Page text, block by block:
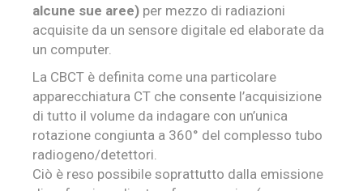
alcune sue aree) per mezzo di radiazioni
acquisite da un sensore digitale ed elaborate da
un computer.
La CBCT è definita come una particolare
apparecchiatura CT che consente l’acquisizione
di tutto il volume da indagare con un’unica
rotazione congiunta a 360° del complesso tubo
radiogeno/detettori.
Ciò è reso possibile soprattutto dalla emissione